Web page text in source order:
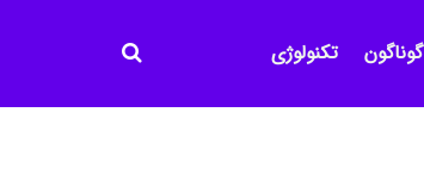
گوناگون تکنولوژی